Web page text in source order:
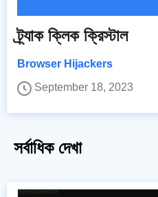
ট্র্যাক ক্লিক ক্রিস্টাল
Browser Hijackers
September 18, 2023
সর্বাধিক দেখা